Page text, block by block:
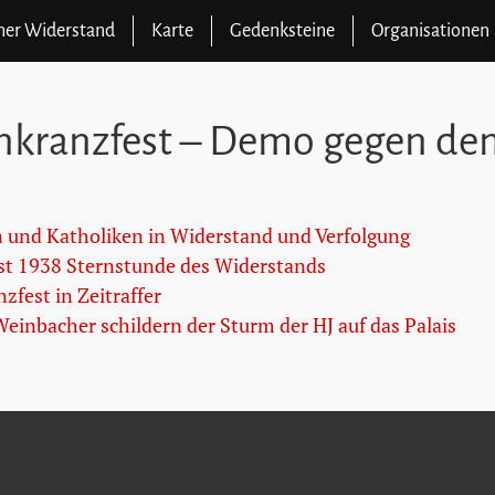
Widerstand Karte Gedenksteine Organisationen
– Demo gegen
Katholiken in Widerstand und Verfolgung
1938 Sternstunde des Widerstands
in Zeitraffer
schildern der Sturm der HJ auf das Palais